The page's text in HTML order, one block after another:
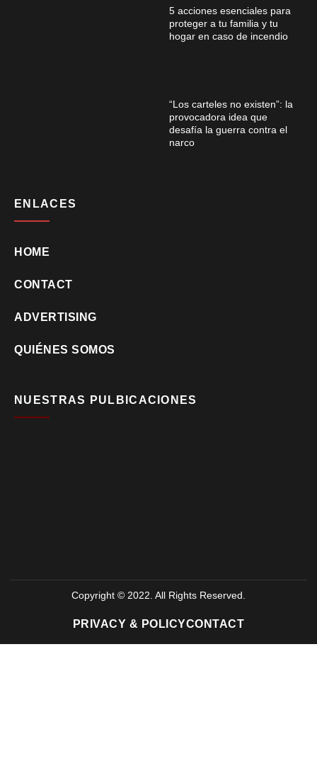
5 acciones esenciales para
proteger a tu familia y tu
hogar en caso de incendio
“Los carteles no existen”: la
provocadora idea que
desafía la guerra contra el
narco
ENLACES
HOME
CONTACT
ADVERTISING
QUIÉNES SOMOS
NUESTRAS PULBICACIONES
Copyright © 2022. All Rights Reserved.
PRIVACY & POLICYCONTACT